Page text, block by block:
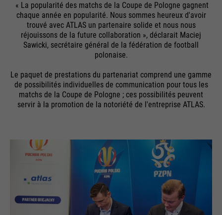
« La popularité des matchs de la Coupe de Pologne gagnent
chaque année en popularité. Nous sommes heureux d'avoir
trouvé avec ATLAS un partenaire solide et nous nous
réjouissons de la future collaboration », déclarait Maciej
Sawicki, secrétaire général de la fédération de football
polonaise.
Le paquet de prestations du partenariat comprend une gamme
de possibilités individuelles de communication pour tous les
matchs de la Coupe de Pologne ; ces possibilités peuvent
servir à la promotion de la notoriété de l'entreprise ATLAS.